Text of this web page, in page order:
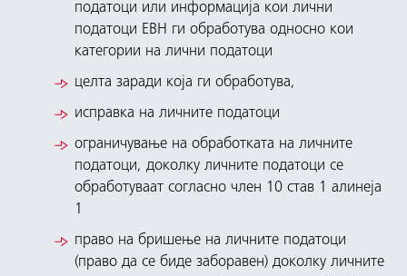
податоци или информација кои лични
податоци ЕВН ги обработува односно кои
категории на лични податоци
целта заради која ги обработува,
исправка на личните податоци
ограничување на обработката на личните
податоци, доколку личните податоци се
обработуваат согласно член 10 став 1 алинеја
1
право на бришење на личните податоци
(право да се биде заборавен) доколку личните